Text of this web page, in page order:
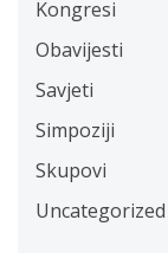
Kongresi
Obavijesti
Savjeti
Simpoziji
Skupovi
Uncategorized